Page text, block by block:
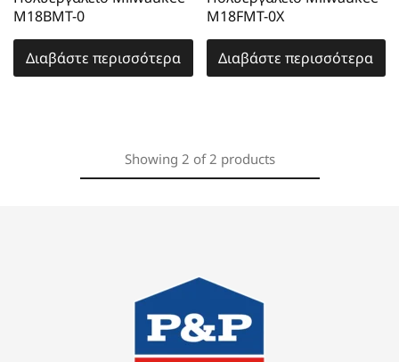
M18BMT-0
Διαβάστε περισσότερα
M18FMT-0X
Διαβάστε περισσότερα
Showing 2 of 2 products